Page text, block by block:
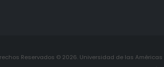
Reservados © 2026. Universidad de las Américas